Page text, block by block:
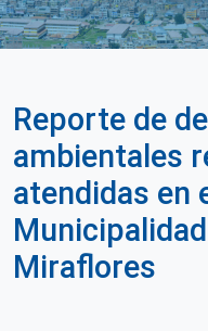
Reporte de
ambientales
atendidas en
Miraflores